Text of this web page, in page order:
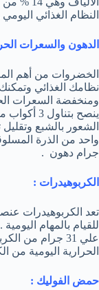
النظام الغذائي اليومي
الدهون والسعرات
الخضروات من أهم
نظامك الغذائي
ومنخفضة السعرات
ينصح
الشعور بالشبع
جرام دهون .
الكربوهيدرات :
تعد الكربوهيدرات
للقيام بالمهام
الحرارية اليومية من
حمض الفوليك :